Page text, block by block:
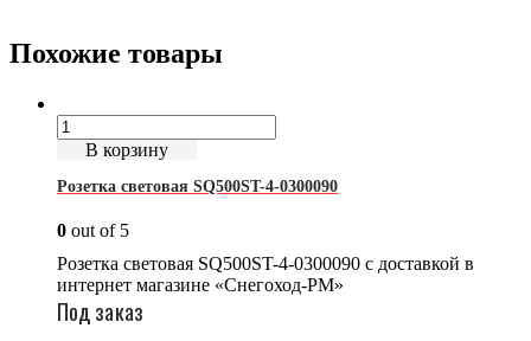
Похожие товары
В корзину
Розетка световая SQ500ST-4-0300090
0 out of 5
Розетка световая SQ500ST-4-0300090 с доставкой в
интернет магазине «Снегоход-РМ»
Под заказ